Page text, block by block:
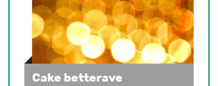
Cake betterave